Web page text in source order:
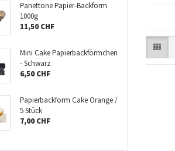
Panettone Papier-Backform
1000g
11,50 CHF
Mini Cake Papierbackförmchen
- Schwarz
6,50 CHF
Papierbackform Cake Orange /
5 Stück
7,00 CHF